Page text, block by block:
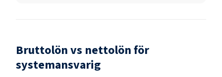
Bruttolön vs nettolön för
systemansvarig